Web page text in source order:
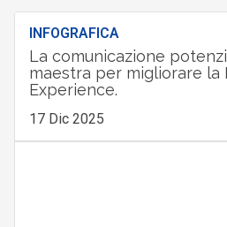
INFOGRAFICA
La comunicazione
maestra per migliorare la
Experience.
17 Dic 2025